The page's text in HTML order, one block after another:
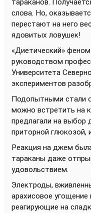
тараканов.
слова. Но,
перестают на него
ядовитых ловушек!
«Диетический»
руководством
Университета
экспериментов
Подопытными стали
можно встретить на
предлагали на выбор
приторной глюкозой,
Реакция на джем
тараканы даже
удовольствием.
Электроды,
арахисовое
реагирующие на